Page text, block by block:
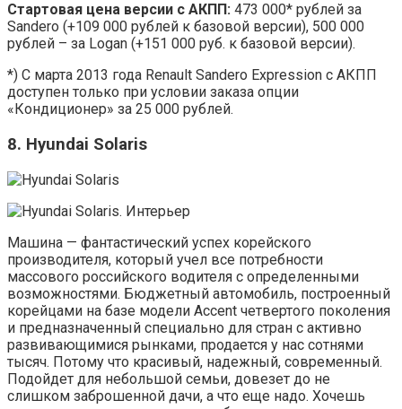
Стартовая цена версии с АКПП: 473 000* рублей за
Sandero (+109 000 рублей к базовой версии), 500 000
рублей – за Logan (+151 000 руб. к базовой версии).
*) С марта 2013 года Renault Sandero Expression с АКПП
доступен только при условии заказа опции
«Кондиционер» за 25 000 рублей.
8. Hyundai Solaris
Машина — фантастический успех корейского
производителя, который учел все потребности
массового российского водителя с определенными
возможностями. Бюджетный автомобиль, построенный
корейцами на базе модели Accent четвертого поколения
и предназначенный специально для стран с активно
развивающимися рынками, продается у нас сотнями
тысяч. Потому что красивый, надежный, современный.
Подойдет для небольшой семьи, довезет до не
слишком заброшенной дачи, а что еще надо. Хочешь